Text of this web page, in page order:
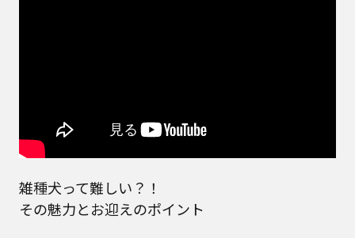
雑種犬って難しい？！
その魅力とお迎えのポイント